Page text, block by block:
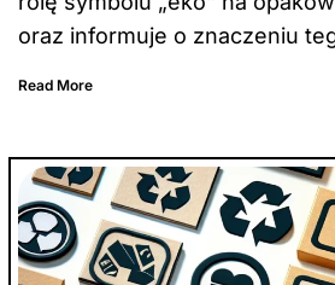
oraz informuje o znaczeniu
zastosowaniu przyjaznych
praktyk podczas produkcji
wspomina o pojawiających
wprowadzenia konsumentów
Read More